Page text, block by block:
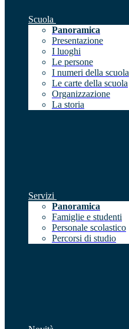
Scuola
Panoramica
Presentazione
I luoghi
Le persone
I numeri della scuola
Le carte della scuola
Organizzazione
La storia
Servizi
Panoramica
Famiglie e studenti
Personale scolastico
Percorsi di studio